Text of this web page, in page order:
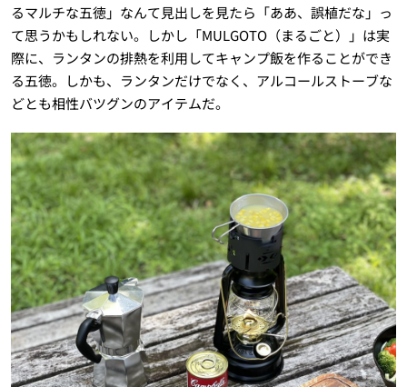
るマルチな五徳」なんて見出しを見たら「ああ、誤植だな」っ
て思うかもしれない。しかし「MULGOTO（まるごと）」は実
際に、ランタンの排熱を利用してキャンプ飯を作ることができ
る五徳。しかも、ランタンだけでなく、アルコールストーブな
どとも相性バツグンのアイテムだ。